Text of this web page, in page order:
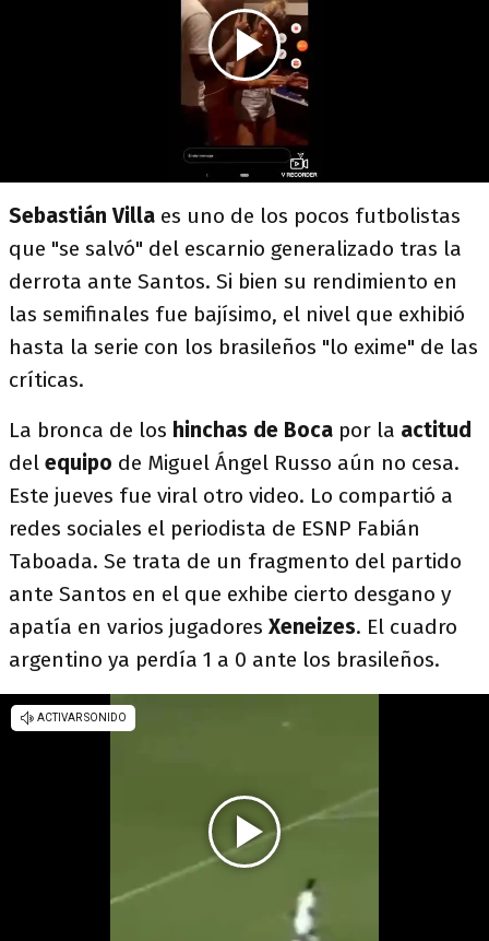
Sebastián Villa es uno de los pocos futbolistas
que "se salvó" del escarnio generalizado tras la
derrota ante Santos. Si bien su rendimiento en
las semifinales fue bajísimo, el nivel que exhibió
hasta la serie con los brasileños "lo exime" de las
críticas.
La bronca de los hinchas de Boca por la actitud
del equipo de Miguel Ángel Russo aún no cesa.
Este jueves fue viral otro video. Lo compartió a
redes sociales el periodista de ESNP Fabián
Taboada. Se trata de un fragmento del partido
ante Santos en el que exhibe cierto desgano y
apatía en varios jugadores Xeneizes. El cuadro
argentino ya perdía 1 a 0 ante los brasileños.